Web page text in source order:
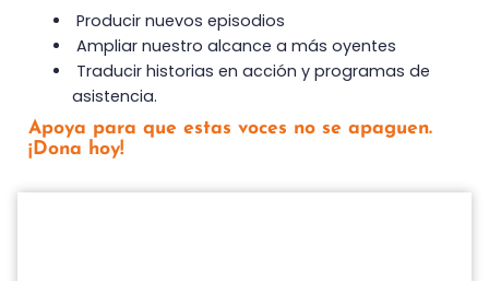
Producir nuevos episodios
Ampliar nuestro alcance a más oyentes
Traducir historias en acción y programas de
asistencia.
Apoya para que estas voces no se apaguen.
¡Dona hoy!